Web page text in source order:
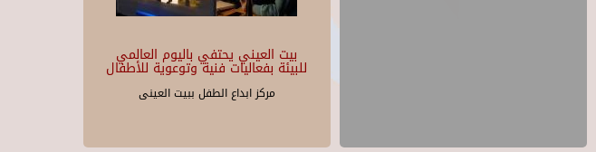
بيت العيني يحتفي باليوم العالمي
للبيئة بفعاليات فنية وتوعوية للأطفال
مركز ابداع الطفل ببيت العينى